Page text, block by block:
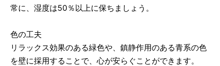
常に、湿度は50％以上に保ちましょう。
色の工夫
リラックス効果のある緑色や、鎮静作用のある青系の色
を壁に採用することで、心が安らぐことができます。